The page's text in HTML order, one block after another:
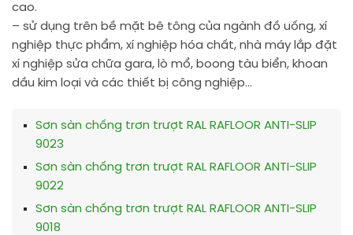
cao.
– sử dụng trên bề mặt bê tông của ngành đồ uống, xí
nghiệp thực phẩm, xí nghiệp hóa chất, nhà máy lắp đặt
xí nghiệp sửa chữa gara, lò mổ, boong tàu biển, khoan
dầu kim loại và các thiết bị công nghiệp…
Sơn sàn chống trơn trượt RAL RAFLOOR ANTI-SLIP
9023
Sơn sàn chống trơn trượt RAL RAFLOOR ANTI-SLIP
9022
Sơn sàn chống trơn trượt RAL RAFLOOR ANTI-SLIP
9018